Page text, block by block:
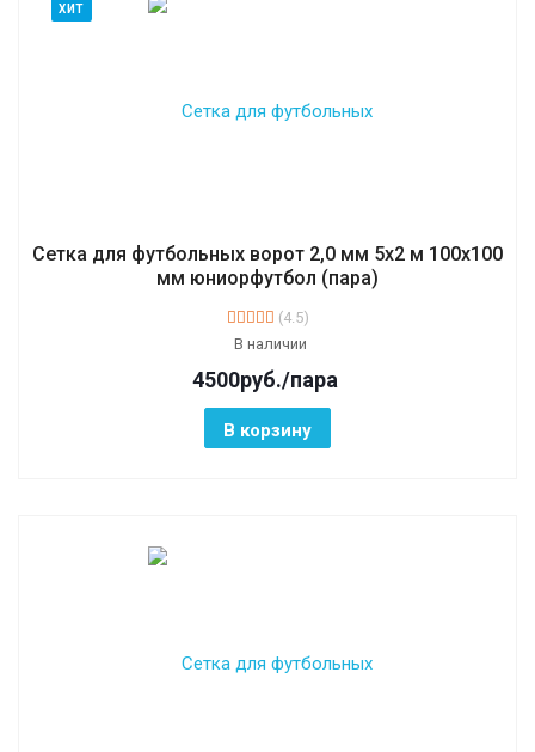
ХИТ
Сетка для футбольных ворот 2,0 мм 5х2 м 100х100
мм юниорфутбол (пара)
(4.5)
В наличии
4500руб./пара
В корзину